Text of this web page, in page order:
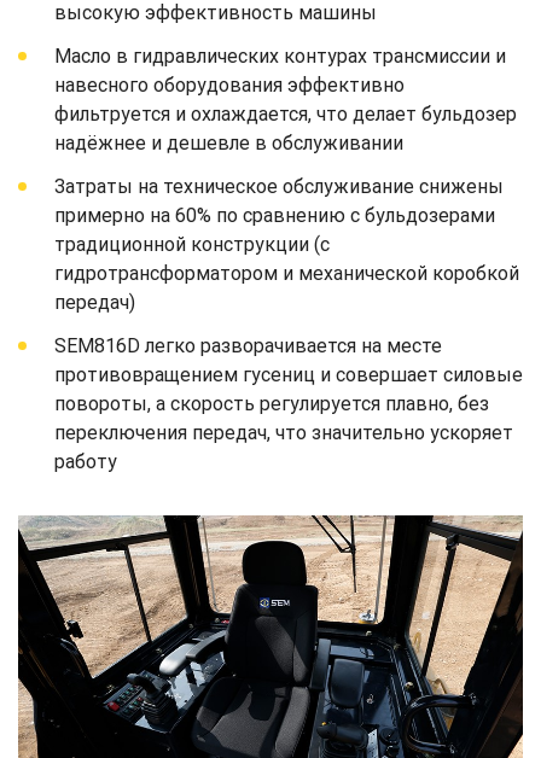
высокую эффективность машины
Масло в гидравлических контурах трансмиссии и
навесного оборудования эффективно
фильтруется и охлаждается, что делает бульдозер
надёжнее и дешевле в обслуживании
Затраты на техническое обслуживание снижены
примерно на 60% по сравнению с бульдозерами
традиционной конструкции (с
гидротрансформатором и механической коробкой
передач)
SEM816D легко разворачивается на месте
противовращением гусениц и совершает силовые
повороты, а скорость регулируется плавно, без
переключения передач, что значительно ускоряет
работу